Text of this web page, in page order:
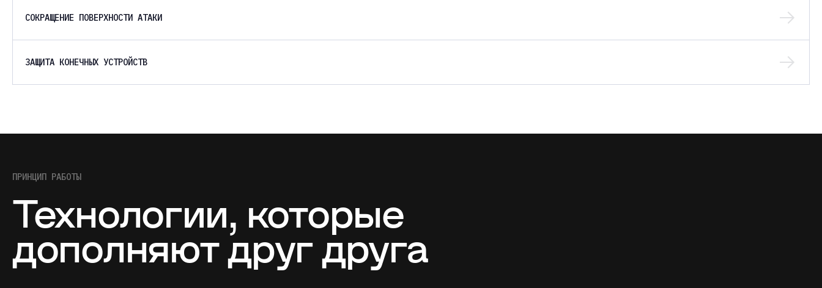
СОКРАЩЕНИЕ ПОВЕРХНОСТИ АТАКИ
ЗАЩИТА КОНЕЧНЫХ УСТРОЙСТВ
ПРИНЦИП РАБОТЫ
Технологии, которые
дополняют друг друга